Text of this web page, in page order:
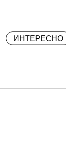
ИНТЕРЕСНО